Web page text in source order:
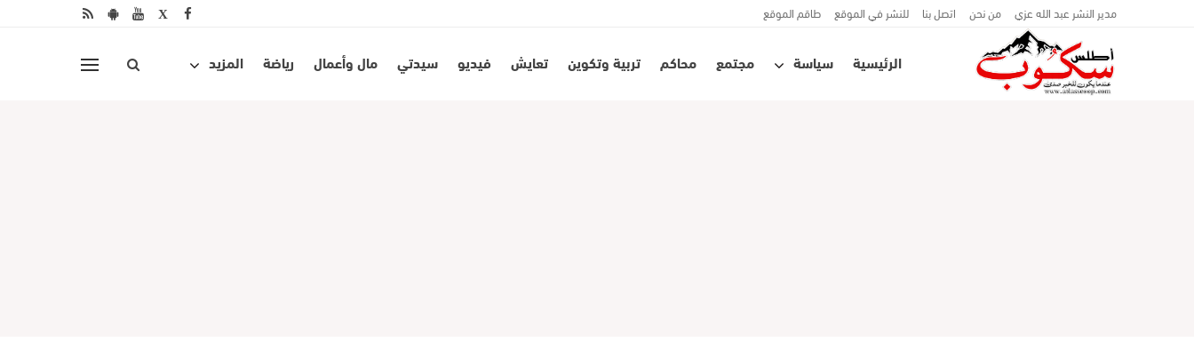
مدير النشر عبد الله عزي من نحن اتصل بنا للنشر في الموقع طاقم الموقع
الرئيسية سياسة مجتمع محاكم تربية وتكوين تعايش فيديو سيدتي مال وأعمال رياضة المزيد